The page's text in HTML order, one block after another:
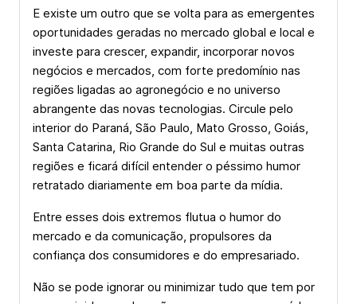
E existe um outro que se volta para as emergentes
oportunidades geradas no mercado global e local e
investe para crescer, expandir, incorporar novos
negócios e mercados, com forte predomínio nas
regiões ligadas ao agronegócio e no universo
abrangente das novas tecnologias. Circule pelo
interior do Paraná, São Paulo, Mato Grosso, Goiás,
Santa Catarina, Rio Grande do Sul e muitas outras
regiões e ficará difícil entender o péssimo humor
retratado diariamente em boa parte da mídia.
Entre esses dois extremos flutua o humor do
mercado e da comunicação, propulsores da
confiança dos consumidores e do empresariado.
Não se pode ignorar ou minimizar tudo que tem por